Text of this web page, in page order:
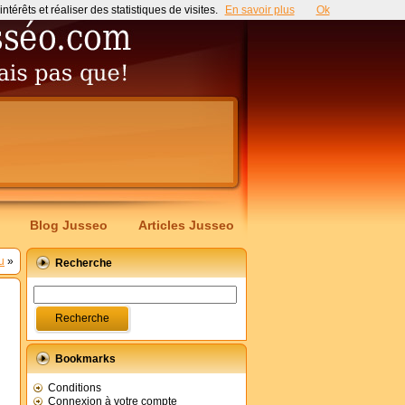
Blog Jusseo Articles Jusseo
» Recherche
Bookmarks
Conditions
Connexion à votre compte
et réaliser des statistiques de visites. En savoir plus Ok